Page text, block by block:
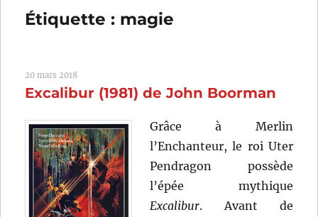
Étiquette : magie
20 mars 2018
Excalibur (1981) de John Boorman
Grâce à Merlin
l’Enchanteur, le roi Uter
Pendragon possède
l’épée mythique
Excalibur. Avant de